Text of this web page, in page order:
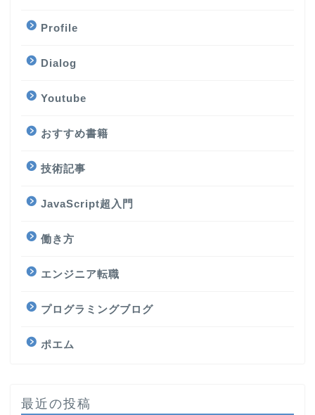
Profile
Dialog
Youtube
おすすめ書籍
技術記事
JavaScript超入門
働き方
エンジニア転職
プログラミングブログ
ポエム
最近の投稿